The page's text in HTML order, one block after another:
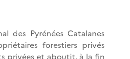
des Pyrénées Catalanes
forestiers privés
privées et aboutit, à la fin